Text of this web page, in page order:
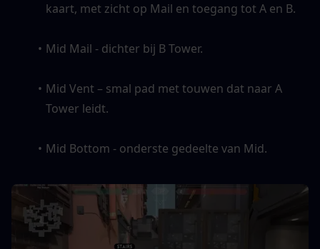
kaart, met zicht op Mail en toegang tot A en B.
Mid Mail - dichter bij B Tower.
Mid Vent – ​​smal pad met touwen dat naar A
Tower leidt.
Mid Bottom - onderste gedeelte van Mid.